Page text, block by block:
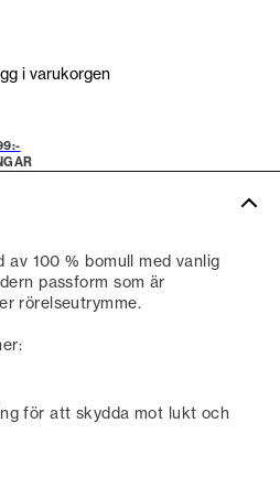
i varukorgen
100 % bomull med vanlig
passform som är
rörelseutrymme.
för att skydda mot lukt och